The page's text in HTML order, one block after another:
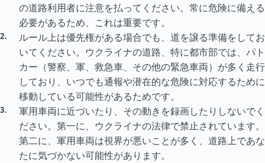
の道路利用者に注意を払ってください。常に危険に備える
必要があるため、これは重要です。
ルール上は優先権がある場合でも、道を譲る準備をしてお
いてください。ウクライナの道路、特に都市部では、パト
カー（警察、軍、救急車、その他の緊急車両）が多く走行
しており、いつでも通報や潜在的な危険に対応するために
移動している可能性があるためです。
軍用車両に近づいたり、その動きを録画したりしないでく
ださい。第一に、ウクライナの法律で禁止されています。
第二に、軍用車両は視界が悪いことが多く、道路上であな
たに気づかない可能性があります。